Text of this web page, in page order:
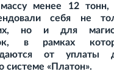
менее 12
тонн,
себя не
но и для
в рамках
от уплаты
системе «Платон».